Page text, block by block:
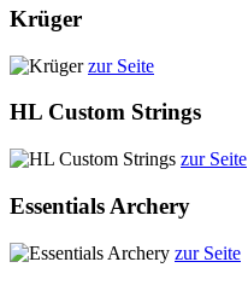
Krüger
zur Seite
HL Custom Strings
zur Seite
Essentials Archery
zur Seite